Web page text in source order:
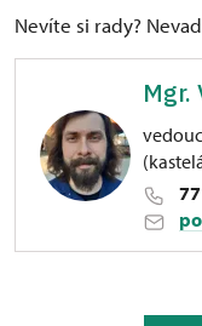
Nevíte si rady?
Mgr.